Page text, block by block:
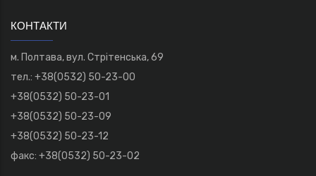
КОНТАКТИ
м. Полтава, вул. Стрітенська, 69
тел.: +38(0532) 50-23-00
+38(0532) 50-23-01
+38(0532) 50-23-09
+38(0532) 50-23-12
факс: +38(0532) 50-23-02